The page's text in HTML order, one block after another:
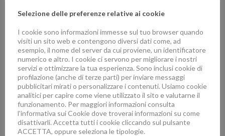
QUADRA BRACCIALE
pietra: Diamante, colore: Oro Rosa
€956.00
Selezione delle preferenze relative ai cookie
I cookie sono informazioni immesse sul tuo browser quando
visiti un sito web e contengono diversi dati come, ad
esempio, il nome del server da cui proviene, un identificatore
numerico e altro. I cookie ci servono per migliorare i nostri
servizi e ottimizzare la tua esperienza. Sono inclusi cookie di
profilazione (anche di terze parti) per inviare messaggi
pubblicitari mirati o personalizzare i contenuti. Usiamo cookie
analitici per capire come viene utilizzato il sito e valutarne il
funzionamento. Per maggiori informazioni consulta
l'informativa sui Cookie dove troverai informazioni su come
disattivarli. Accetta tutti i cookie cliccando sul pulsante
ACCETTA, oppure seleziona le tipologie.